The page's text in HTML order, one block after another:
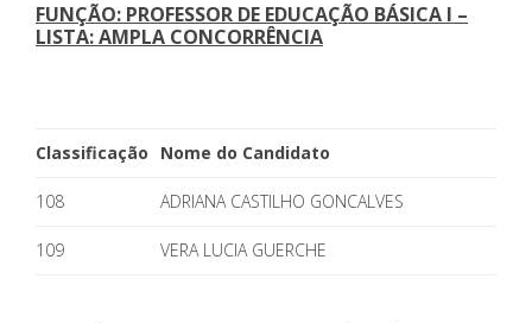
FUNÇÃO: PROFESSOR DE EDUCAÇÃO BÁSICA I –
LISTA: AMPLA CONCORRÊNCIA
Classificação Nome do Candidato
108 ADRIANA CASTILHO GONCALVES
109 VERA LUCIA GUERCHE